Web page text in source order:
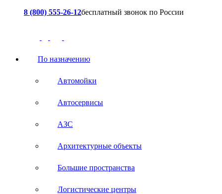
8 (800) 555-26-12бесплатный звонок по России
По назначению
Автомойки
Автосервисы
АЗС
Архитектурные объекты
Большие пространства
Логистические центры